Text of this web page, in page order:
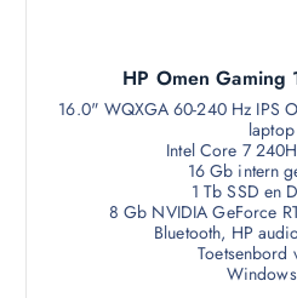
HP Omen Gaming
16.0" WQXGA 60-240 Hz IPS
laptop
Intel Core 7
16 Gb intern
1 Tb SSD en
8 Gb NVIDIA GeForce
Bluetooth, HP
Toetsenbord
Windows